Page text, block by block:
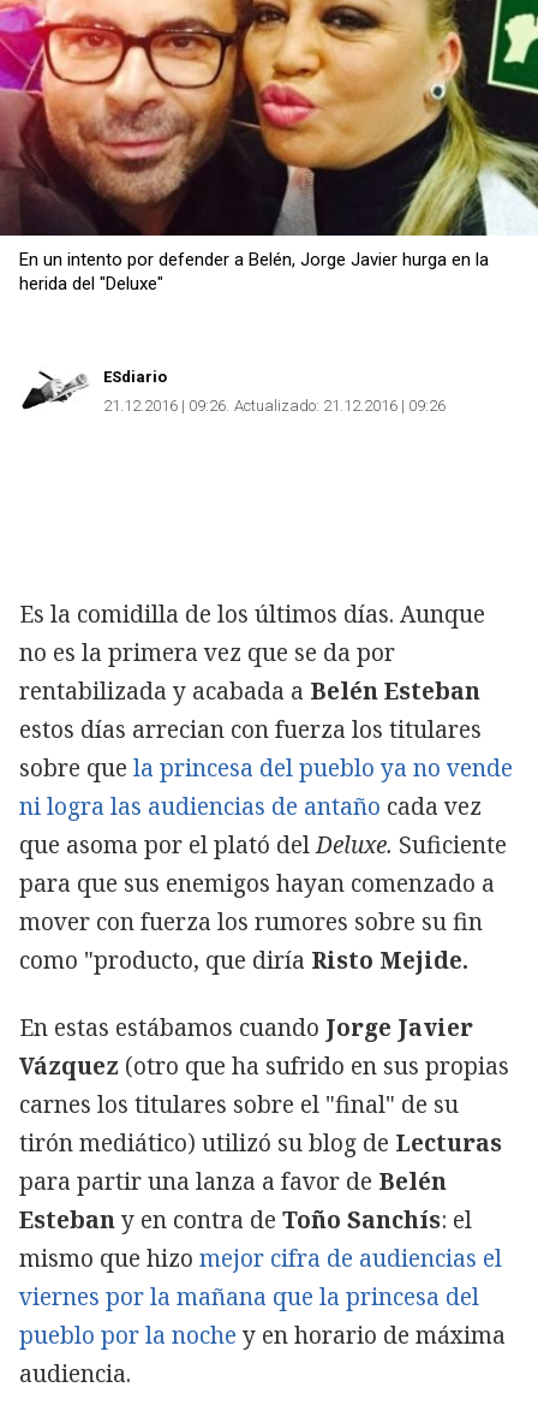
En un intento por defender a Belén, Jorge Javier hurga en la
herida del "Deluxe"
ESdiario
21.12.2016 | 09:26 Actualizado: 21.12.2016 | 09:26
Es la comidilla de los últimos días. Aunque
no es la primera vez que se da por
rentabilizada y acabada a Belén Esteban
estos días arrecian con fuerza los titulares
sobre que la princesa del pueblo ya no vende
ni logra las audiencias de antaño cada vez
que asoma por el plató delDeluxe. Suficiente
para que sus enemigos hayan comenzado a
mover con fuerza los rumores sobre su fin
como "producto, que diría Risto Mejide.
En estas estábamos cuando Jorge Javier
Vázquez (otro que ha sufrido en sus propias
carnes los titulares sobre el "final" de su
tirón mediático) utilizó su blog de Lecturas
para partir una lanza a favor de Belén
Estebany en contra de Toño Sanchís: el
mismo que hizo mejor cifra de audiencias el
viernes por la mañana que la princesa del
pueblo por la noche y en horario de máxima
audiencia.